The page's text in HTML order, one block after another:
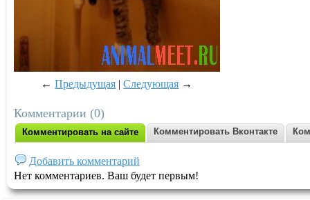
←Предыдущая |Следующая →
Комментарии (0)
Комментировать на сайте Комментировать Вконтакте
Добавить комментарий
Нет комментариев. Ваш будет первым!